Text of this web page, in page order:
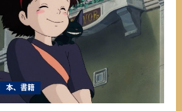
本、書籍